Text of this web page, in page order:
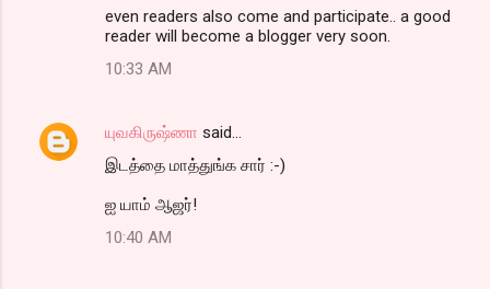
even readers also come and participate.. a good
reader will become a blogger very soon.
10:33 AM
யுவகிருஷ்ணா said…
இடத்தை மாத்துங்க சார் :-)
ஐ யாம் ஆஜர்!
10:40 AM